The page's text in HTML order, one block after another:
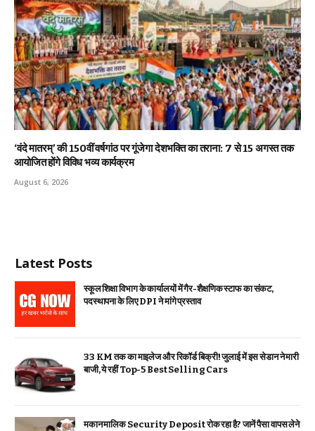
‘वंदे मातरम्’ की 150वीं वर्षगांठ पर गूंजेगा देशभक्ति का तराना: 7 से 15 अगस्त तक
आयोजित होंगे विविध भव्य कार्यक्रम
August 6, 2026
Latest Posts
स्कूल शिक्षा विभाग के कार्यालयों में गैर-शैक्षणिक स्टाफ का संकट,
पदस्थापना के लिए DPI ने मांगे प्रस्ताव
33 KM तक का माइलेज और रिकॉर्ड बिक्री! जुलाई में इस सेडान ने मारी
बाजी, ये रहीं Top-5 Best Selling Cars
मकान मालिक Security Deposit रोक रहा है? जानें पैसा वापस लेने